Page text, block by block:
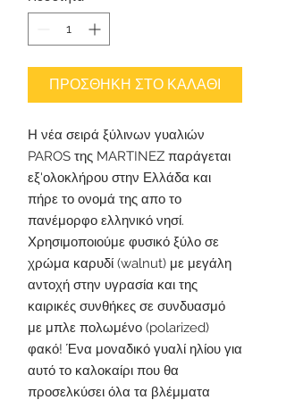
ΠΡΟΣΘΗΚΗ ΣΤΟ ΚΑΛΑΘΙ
Η νέα σειρά ξύλινων γυαλιών
PAROS της MARTINEZ παράγεται
εξ'ολοκλήρου στην Ελλάδα και
πήρε το ονομά της απο το
πανέμορφο ελληνικό νησί.
Χρησιμοποιούμε φυσικό ξύλο σε
χρώμα καρυδί (walnut) με μεγάλη
αντοχή στην υγρασία και της
καιρικές συνθήκες σε συνδυασμό
με μπλε πολωμένο (polarized)
φακό! Ένα μοναδικό γυαλί ηλίου για
αυτό το καλοκαίρι που θα
προσελκύσει όλα τα βλέμματα